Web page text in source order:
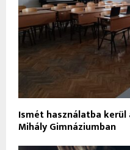
Ismét használatba
Mihály Gimnáziumban